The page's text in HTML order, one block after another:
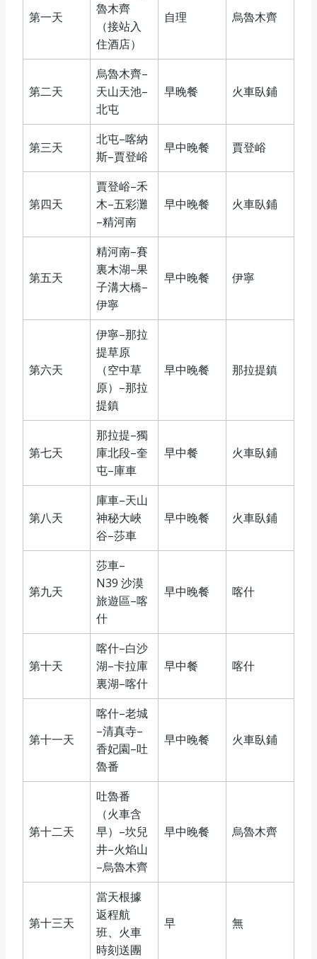
第一天
魯木齊
（接站入
住酒店）
自理 烏魯木齊
第二天
烏魯木齊–
天山天池–
北屯
早晚餐 火車臥鋪
第三天
北屯–喀納
斯–賈登峪
早中晚餐 賈登峪
第四天
賈登峪–禾
木–五彩灘
–精河南
早中晚餐 火車臥鋪
第五天
精河南–賽
裏木湖–果
子溝大橋–
伊寧
早中晚餐 伊寧
第六天
伊寧–那拉
提草原
（空中草
原）–那拉
提鎮
早中晚餐 那拉提鎮
第七天
那拉提–獨
庫北段–奎
屯–庫車
早中餐 火車臥鋪
第八天
庫車–天山
神秘大峽
谷–莎車
早中晚餐 火車臥鋪
第九天
莎車–
N39 沙漠
旅遊區–喀
什
早中晚餐 喀什
第十天
喀什–白沙
湖–卡拉庫
裏湖–喀什
早中餐 喀什
第十一天
喀什–老城
–清真寺–
香妃園–吐
魯番
早中晚餐 火車臥鋪
第十二天
吐魯番
（火車含
早）–坎兒
井–火焰山
–烏魯木齊
早中晚餐 烏魯木齊
第十三天
當天根據
返程航
班、火車
時刻送團
早 無